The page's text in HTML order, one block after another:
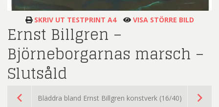
SKRIV UT TESTPRINT A4 VISA STÖRRE BILD
Ernst Billgren –
Björneborgarnas marsch –
Slutsåld
Bläddra bland Ernst Billgren konstverk (16/40)